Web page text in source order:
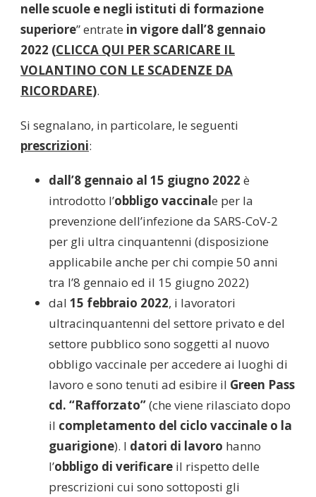
nelle scuole e negli istituti di formazione
superiore” entrate in vigore dall’8 gennaio
2022 (CLICCA QUI PER SCARICARE IL
VOLANTINO CON LE SCADENZE DA
RICORDARE).
Si segnalano, in particolare, le seguenti
prescrizioni:
dall’8 gennaio al 15 giugno 2022 è
introdotto l’obbligo vaccinale per la
prevenzione dell’infezione da SARS-CoV-2
per gli ultra cinquantenni (disposizione
applicabile anche per chi compie 50 anni
tra l’8 gennaio ed il 15 giugno 2022)
dal 15 febbraio 2022, i lavoratori
ultracinquantenni del settore privato e del
settore pubblico sono soggetti al nuovo
obbligo vaccinale per accedere ai luoghi di
lavoro e sono tenuti ad esibire il Green Pass
cd. “Rafforzato”(che viene rilasciato dopo
il completamento del ciclo vaccinale o la
guarigione). I datori di lavoro hanno
l’obbligo di verificare il rispetto delle
prescrizioni cui sono sottoposti gli